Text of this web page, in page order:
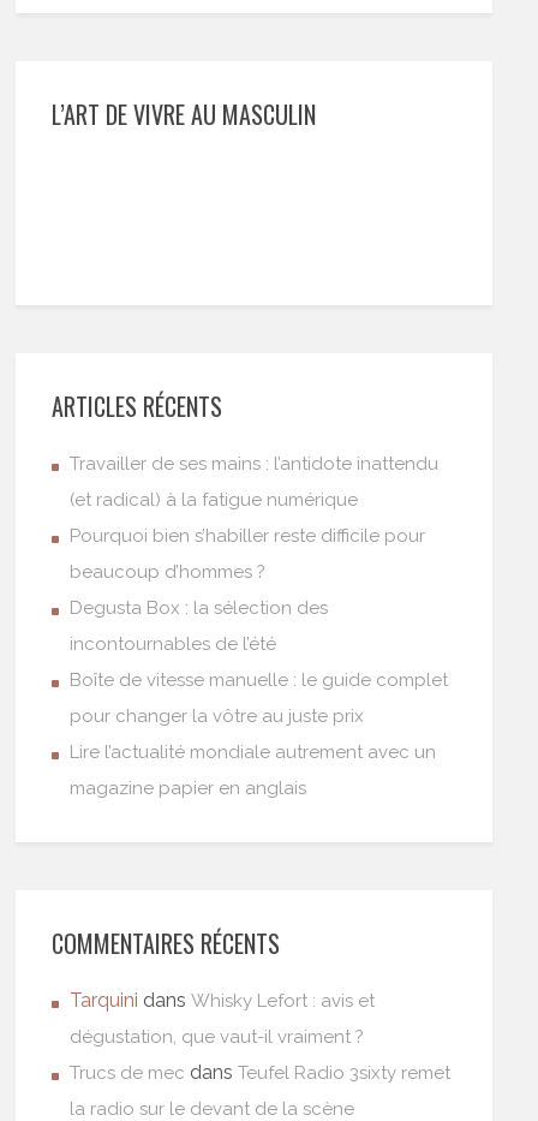
L’ART DE VIVRE AU MASCULIN
ARTICLES RÉCENTS
Travailler de ses mains : l’antidote inattendu
(et radical) à la fatigue numérique
Pourquoi bien s’habiller reste difficile pour
beaucoup d’hommes ?
Degusta Box : la sélection des
incontournables de l’été
Boîte de vitesse manuelle : le guide complet
pour changer la vôtre au juste prix
Lire l’actualité mondiale autrement avec un
magazine papier en anglais
COMMENTAIRES RÉCENTS
Tarquini dansWhisky Lefort : avis et
dégustation, que vaut-il vraiment ?
Trucs de mec dansTeufel Radio 3sixty remet
la radio sur le devant de la scène